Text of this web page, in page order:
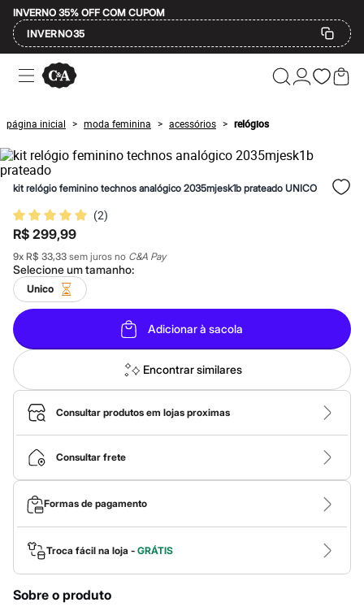
INVERNO 35% OFF COM CUPOM
INVERNO35
Ofertas
Compre por Departamento
Masculino
Infantil
Calçados
Mindse7
Plus Size
Até 20% off
Até 40% off
Até 60% off
A partir de 60% off
Feminino
Em alta
Inverno
Alfaiataria
Novidades
Roupas
Blusas e Camisetas
Básicos
Calças
Casacos e Jaquetas
Jeans
Macacões
Saias
Shorts e Bermudas
Vestidos
Acessórios
Bolsas
Bonés e Chapéus
Bijoux
Cintos
Óculos
Relógios
Calçados
Botas
Chinelos
página inicial > moda feminina > acessórios > relógios
kit relógio feminino technos analógico 2035mjesk1b prateado UNICO
(2)
R$ 299,99
9x R$ 33,33 sem juros no C&A Pay
Selecione umtamanho:
Unico
Adicionar à sacola
Encontrar similares
Consultar produtos em lojas proximas
Consultar frete
Formas de pagamento
Troca fácil na loja - GRÁTIS
Sobre o produto